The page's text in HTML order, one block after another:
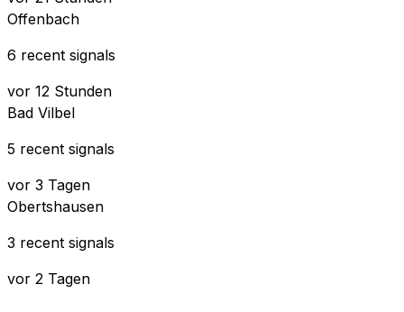
Offenbach
6 recent signals
vor 12 Stunden
Bad Vilbel
5 recent signals
vor 3 Tagen
Obertshausen
3 recent signals
vor 2 Tagen